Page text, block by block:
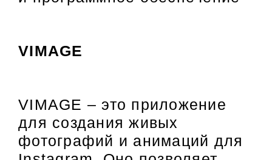
VIMAGE
VIMAGE – это приложение
для создания живых
фотографий и анимаций для